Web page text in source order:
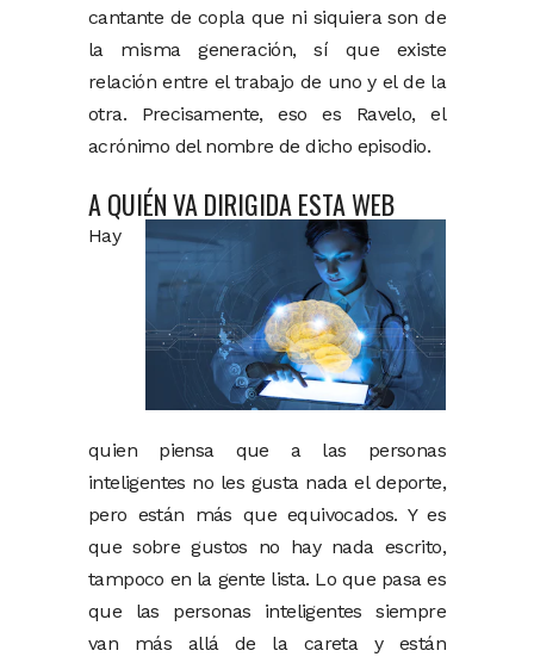
cantante de copla que ni siquiera son de
la misma generación, sí que existe
relación entre el trabajo de uno y el de la
otra. Precisamente, eso es Ravelo, el
acrónimo del nombre de dicho episodio.
A QUIÉN VA DIRIGIDA ESTA WEB
Hay
quien piensa que a las personas
inteligentes no les gusta nada el deporte,
pero están más que equivocados. Y es
que sobre gustos no hay nada escrito,
tampoco en la gente lista. Lo que pasa es
que las personas inteligentes siempre
van más allá de la careta y están